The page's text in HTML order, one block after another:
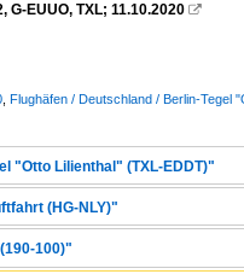
EUUO, TXL; 11.10.2020 
Flughäfen / Deutschland / Berlin-Tegel
"Otto Lilienthal" (TXL-EDDT)"
(HG-NLY)"
100)"